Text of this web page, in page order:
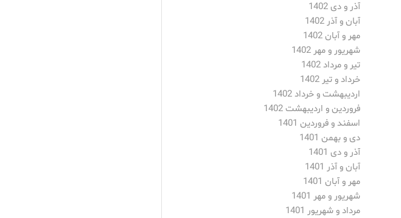
آذر و دی 1402
آبان و آذر 1402
مهر و آبان 1402
شهریور و مهر 1402
تیر و مرداد 1402
خرداد و تیر 1402
اردیبهشت و خرداد 1402
فروردین و اردیبهشت 1402
اسفند و فروردین 1401
دی و بهمن 1401
آذر و دی 1401
آبان و آذر 1401
مهر و آبان 1401
شهریور و مهر 1401
مرداد و شهریور 1401